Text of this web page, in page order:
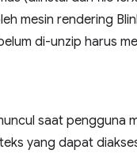
mesin rendering
di-unzip harus
saat pengguna
yang dapat